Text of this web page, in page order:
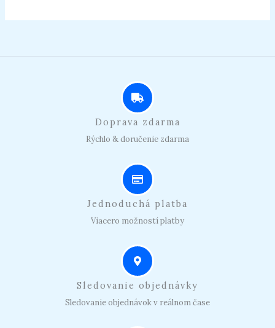
Doprava zdarma
Rýchlo & doručenie zdarma
Jednoduchá platba
Viacero možností platby
Sledovanie objednávky
Sledovanie objednávok v reálnom čase